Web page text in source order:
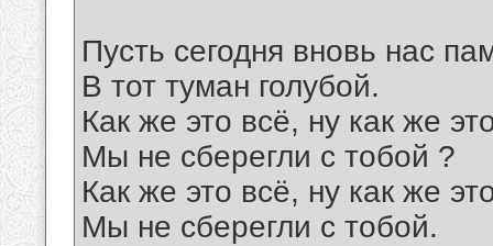
Пусть сегодня вновь нас
В тот туман голубой.
Как же это всё, ну как же
Мы не сберегли с тобой ?
Как же это всё, ну как же
Мы не сберегли с тобой.